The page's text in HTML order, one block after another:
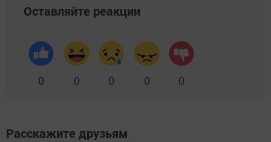
Оставляйте реакции
0 0 0 0 0
Расскажите друзьям